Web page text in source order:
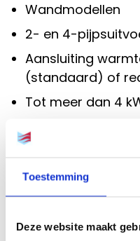
Toestemming
Deze website maakt
Wandmodellen
2- en 4-
Aansluiting
(standaard) of
Tot meer dan 4
Tot meer dan 4
Geschikt voor
Elektrische